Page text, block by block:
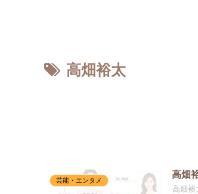
高畑裕太
芸能・エンタメ
高畑
高畑裕